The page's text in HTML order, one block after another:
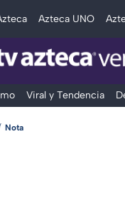
Azteca UNO
Viral y Tendencia
Nota